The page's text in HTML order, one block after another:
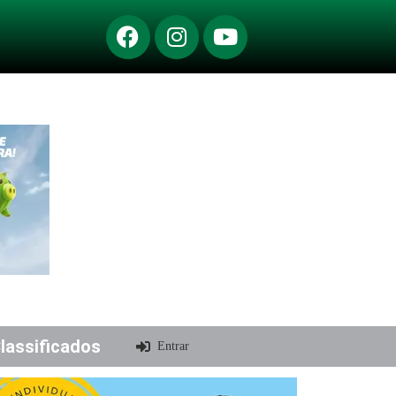
Entrar